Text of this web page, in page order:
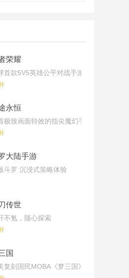
荣耀
首款5V5英雄公平对战手游
永恒
极致画面特效的指尖魔幻手游
大陆手游
斗罗 沉浸式策略体验
传世
不氪，随心探索
国
复刻国民MOBA《梦三国》端游！